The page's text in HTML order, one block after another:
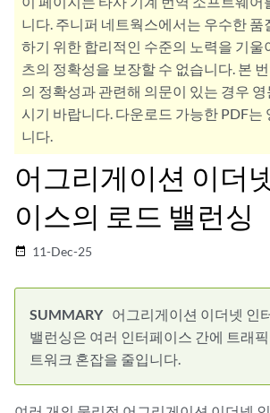
니다. 주니퍼 네트웍스에서는 우수한 품
하기 위한 합리적인 수준의 노력을 기울
츠의 정확성을 보장할 수 없습니다. 본
의 정확성과 관련해 의문이 있는 경우
시기 바랍니다. 다운로드 가능한 PDF는
니다.
어그리게이션 이더
이스의 로드 밸런싱
date_range 11-Dec-25
어그리게이션 이더넷 인
밸런싱은 여러 인터페이스 간에 트래
트워크 혼잡을 줄입니다.